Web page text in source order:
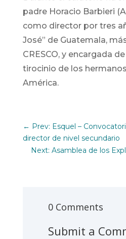
padre Horacio Barbieri
como director por tres
José” de Guatemala,
CRESCO, y encargada
tirocinio de los
América.
← Prev: Esquel –
director de nivel secundario
Next: Asamblea de los
0 Comments
Submit a